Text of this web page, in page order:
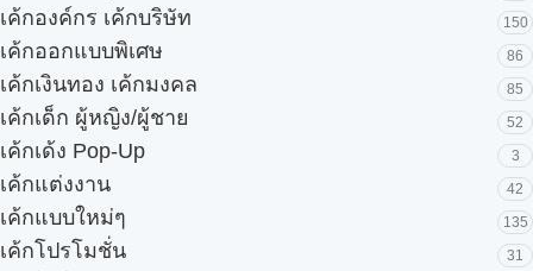
เค้กองค์กร เค้กบริษัท 150
เค้กออกแบบพิเศษ 86
เค้กเงินทอง เค้กมงคล 85
เค้กเด็ก ผู้หญิง/ผู้ชาย 52
เค้กเด้ง Pop-Up 3
เค้กแต่งงาน 42
เค้กแบบใหม่ๆ 135
เค้กโปรโมชั่น 31